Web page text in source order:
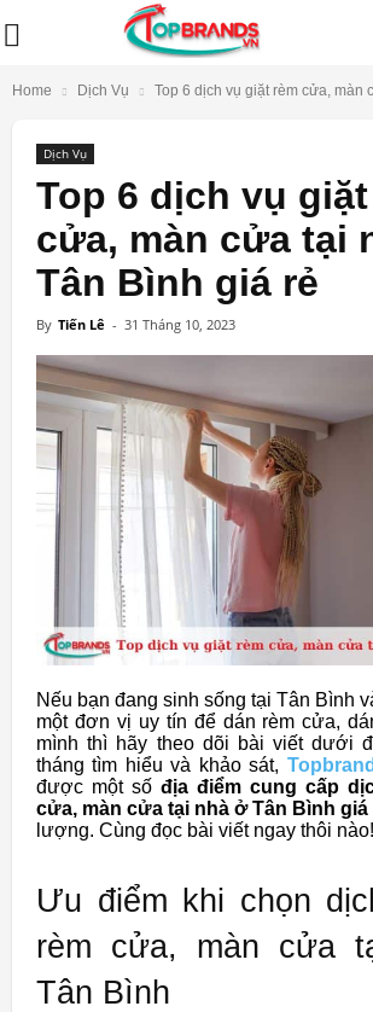
Home Dịch Vụ Top 6 dịch vụ giặt rèm cửa, màn
Dịch Vụ
Top 6 dịch vụ
cửa, màn cửa tại
Tân Bình giá rẻ
By Tiến Lê - 31 Tháng 10, 2023
Nếu bạn đang sinh sống tại Tân Bình
một đơn vị uy tín để dán rèm cửa,
mình thì hãy theo dõi bài viết dưới
tháng tìm hiểu và khảo sát,
được một số địa điểm cung cấp
cửa, màn cửa tại nhà ở Tân Bình giá
lượng. Cùng đọc bài viết ngay thôi nào!
Ưu điểm khi chọn
rèm cửa, màn cửa
Tân Bình